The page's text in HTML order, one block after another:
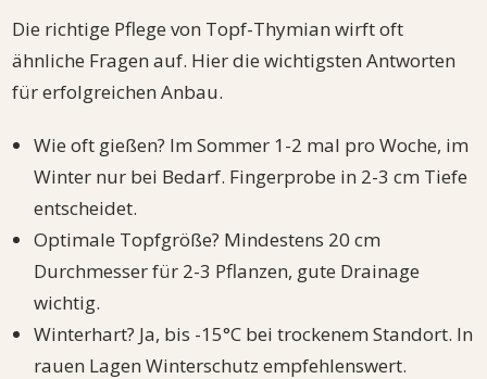
Die richtige Pflege von Topf-Thymian wirft oft
ähnliche Fragen auf. Hier die wichtigsten Antworten
für erfolgreichen Anbau.
Wie oft gießen? Im Sommer 1-2 mal pro Woche, im
Winter nur bei Bedarf. Fingerprobe in 2-3 cm Tiefe
entscheidet.
Optimale Topfgröße? Mindestens 20 cm
Durchmesser für 2-3 Pflanzen, gute Drainage
wichtig.
Winterhart? Ja, bis -15°C bei trockenem Standort. In
rauen Lagen Winterschutz empfehlenswert.